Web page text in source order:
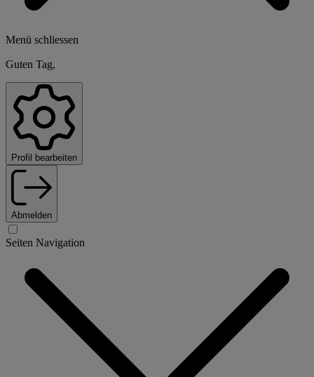
Menü schliessen
Guten Tag,
Profil bearbeiten
Abmelden
Seiten Navigation